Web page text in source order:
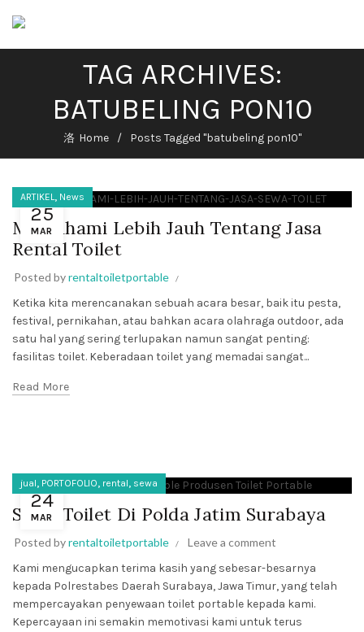
TAG ARCHIVES:
BATUBELING PON10
Home Posts Tagged "batubeling pon10"
25
MAR
ARTIKEL, News
Memahami Lebih Jauh Tentang Jasa
Rental Toilet
Posted byrentaltoiletportable
Ketika kita merencanakan sebuah acara besar, baik itu pesta,
festival, pernikahan, atau bahkan acara olahraga outdoor, ada
satu hal yang sering terlupakan namun sangat penting:
fasilitas toilet. Keberadaan toilet yang memadai sangat...
Read More
24
MAR
jual, PORTOFOLIO, rental, sewa
Sewa Toilet Di Polda Jatim Surabaya
Posted byrentaltoiletportable
Leave a comment
Kami mengucapkan terima kasih yang sebesar-besarnya
kepada Polrestabes Daerah Surabaya, Jawa Timur, yang telah
mempercayakan penyewaan toilet portable kepada kami.
Kepercayaan ini semakin memotivasi kami untuk terus